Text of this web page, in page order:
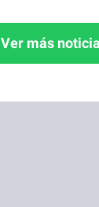
Ver más